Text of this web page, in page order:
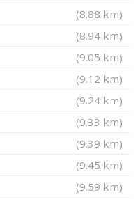
(8.88 km)
(8.94 km)
(9.05 km)
(9.12 km)
(9.24 km)
(9.33 km)
(9.39 km)
(9.45 km)
(9.59 km)